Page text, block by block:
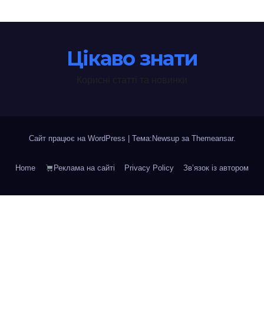
Цікаво знати
Сайт працює на WordPress Тема:Newsup за Themeansar.
Home Реклама на сайті Privacy Policy Зв’язок із автором